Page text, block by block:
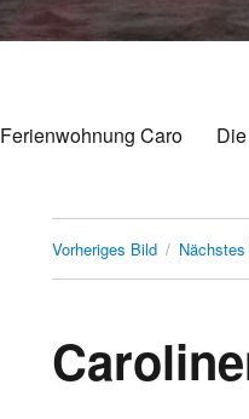
Ferienwohnung Caro
Vorheriges Bild